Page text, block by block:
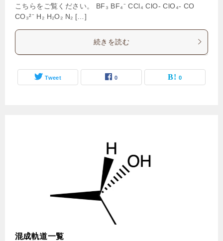
こちらをご覧ください。 BF₃ BF₄⁻ CCl₄ ClO- ClO₄- CO
CO₃²⁻ H₂ H₂O₂ N₂ […]
続きを読む
Tweet 0 0
混成軌道一覧